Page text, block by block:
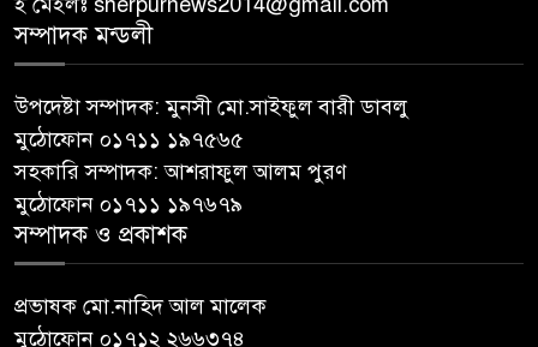
সম্পাদক মন্ডলী
উপদেষ্টা সম্পাদক: মুনসী মো.সাইফুল বারী ডাবলু
মুঠোফোন ০১৭১১ ১৯৭৫৬৫
সহকারি সম্পাদক: আশরাফুল আলম পুরণ
মুঠোফোন ০১৭১১ ১৯৭৬৭৯
সম্পাদক ও প্রকাশক
প্রভাষক মো.নাহিদ আল মালেক
মুঠোফোন ০১৭১২ ২৬৬৩৭৪